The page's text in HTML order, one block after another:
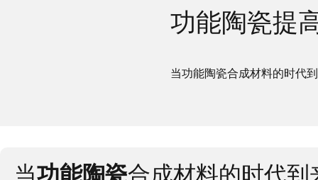
功能陶瓷提
当功能陶瓷合成材料的时代
当功能陶瓷合成材料的时代